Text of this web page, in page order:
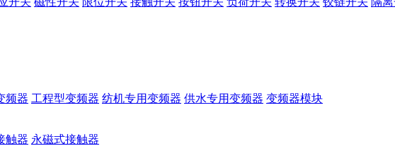
频器 工程型变频器 纺机专用变频器 供水专用变频器 变频器模块
触器 永磁式接触器